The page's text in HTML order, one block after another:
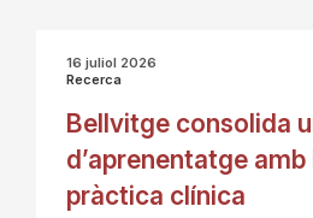
16 juliol 2026
Recerca
Bellvitge consolida
d’aprenentatge
pràctica clínica